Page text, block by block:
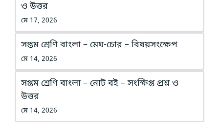
ও উত্তর
মে 17, 2026
সপ্তম শ্রেণি বাংলা – মেঘ-চোর – বিষয়সংক্ষেপ
মে 14, 2026
সপ্তম শ্রেণি বাংলা – নোট বই – সংক্ষিপ্ত প্রশ্ন ও
উত্তর
মে 14, 2026